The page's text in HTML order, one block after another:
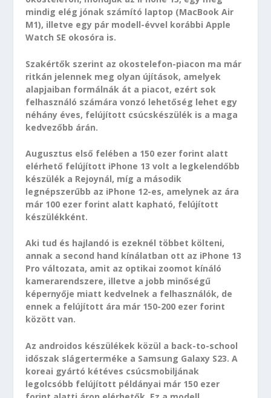
mindig elég jónak számító laptop (MacBook Air
M1), illetve egy pár modell-évvel korábbi Apple
Watch SE okosóra is.
Szakértők szerint az okostelefon-piacon ma már
ritkán jelennek meg olyan újítások, amelyek
alapjaiban formálnák át a piacot, ezért sok
felhasználó számára vonzó lehetőség lehet egy
néhány éves, felújított csúcskészülék is a maga
kedvezőbb árán.
Augusztus első felében a 150 ezer forint alatt
elérhető felújított iPhone 13 volt a legkelendőbb
készülék a Rejoynál, míg a második
legnépszerűbb az iPhone 12-es, amelynek az ára
már 100 ezer forint alatt kapható, felújított
készülékként.
Aki tud és hajlandó is ezeknél többet költeni,
annak a second hand kínálatban ott az iPhone 13
Pro változata, amit az optikai zoomot kínáló
kamerarendszere, illetve a jobb minőségű
képernyője miatt kedvelnek a felhasználók, de
ennek a felújított ára már 150-200 ezer forint
között van.
Az androidos készülékek közül a back-to-school
időszak slágerterméke a Samsung Galaxy S23. A
koreai gyártó kétéves csúcsmobiljának
legolcsóbb felújított példányai már 150 ezer